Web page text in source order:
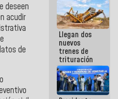
deseen
acudir
de
que escribes
porque lo
que haces
es
embarrarla
Llegan dos
nuevos
trenes de
trituración
para
optimizar
manejo de
escombros